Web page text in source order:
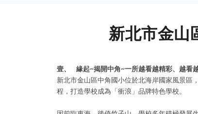
新北市金山
壹、 緣起~揭開中角~一所越看越精彩、越看
新北市金山區中角國小位於北海岸國家風景區
程，打造學校成為「衝浪」品牌特色學校。